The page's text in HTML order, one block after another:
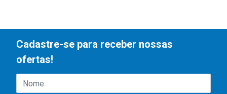
Cadastre-se para receber nossas
ofertas!